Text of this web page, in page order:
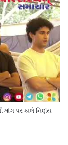
માંગ પર કાલે નિર્ણય